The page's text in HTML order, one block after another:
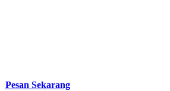
Pesan Sekarang